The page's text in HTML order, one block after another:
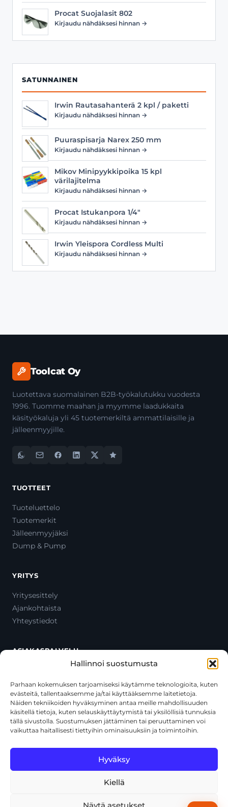
Hallinnoi suostumusta
Parhaan kokemuksen tarjoamiseksi käytämme teknologioita, kuten
evästeitä, tallentaaksemme ja/tai käyttääksemme laitetietoja.
Näiden tekniikoiden hyväksyminen antaa meille mahdollisuuden
käsitellä tietoja, kuten selauskäyttäytymistä tai yksilöllisiä tunnuksia
tällä sivustolla. Suostumuksen jättäminen tai peruuttaminen voi
vaikuttaa haitallisesti tiettyihin ominaisuuksiin ja toimintoihin.
Hyväksy
Kiellä
Näytä asetukset
Procat Suojalasit 802
Kirjaudu nähdäksesi hinnan →
SATUNNAINEN
Irwin Rautasahanterä 2 kpl / paketti
Kirjaudu nähdäksesi hinnan →
Puuraspisarja Narex 250 mm
Kirjaudu nähdäksesi hinnan →
Mikov Minipyykkipoika 15 kpl
värilajitelma
Kirjaudu nähdäksesi hinnan →
Procat Istukanpora 1/4"
Kirjaudu nähdäksesi hinnan →
Irwin Yleispora Cordless Multi
Kirjaudu nähdäksesi hinnan →
Toolcat Oy
Luotettava suomalainen B2B-työkalutukku vuodesta
1996. Tuomme maahan ja myymme laadukkaita
käsityökaluja yli 45 tuotemerkiltä ammattilaisille ja
jälleenmyyjille.
TUOTTEET
Tuoteluettelo
Tuotemerkit
Jälleenmyyjäksi
Dump & Pump
YRITYS
Yritysesittely
Ajankohtaista
Yhteystiedot
ASIAKASPALVELU
Oma tili
Maksutavat
Toimitustavat
Usein kysytyt kysymykset
+358 44 270 3795
asiakaspalvelu@toolcat.fi